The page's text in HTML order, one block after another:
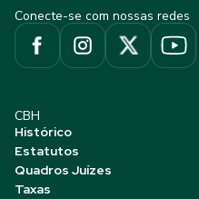
Conecte-se com nossas redes
CBH
Histórico
Estatutos
Quadros Juízes
Taxas